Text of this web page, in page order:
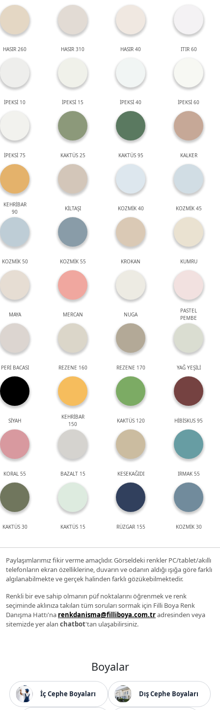
HASIR 260 HASIR 310 HASIR 40 ITIR 60
İPEKSİ 10 İPEKSİ 15 İPEKSİ 40 İPEKSİ 60
İPEKSİ 75 KAKTÜS 25 KAKTÜS 95 KALKER
KEHRİBAR
90
KİLTAŞI KOZMİK 40 KOZMİK 45
KOZMİK 50 KOZMİK 55 KROKAN KUMRU
MAYA MERCAN NUGA
PASTEL
PEMBE
PERİ BACASI REZENE 160 REZENE 170 YAĞ YEŞİLİ
SİYAH
KEHRİBAR
150
KAKTÜS 120 HİBİSKUS 95
KORAL 55 BAZALT 15 KESEKAĞIDI IRMAK 55
KAKTÜS 30 KAKTÜS 15 RÜZGAR 155 KOZMİK 30
Paylaşımlarımız fikir verme amaçlıdır. Görseldeki renkler PC/tablet/akıllı
telefonların ekran özelliklerine, duvarın ve odanın aldığı ışığa göre farklı
algılanabilmekte ve gerçek halinden farklı gözükebilmektedir.
Renkli bir eve sahip olmanın püf noktalarını öğrenmek ve renk
seçiminde aklınıza takılan tüm soruları sormak için Filli Boya Renk
Danışma Hattı'na renkdanisma@filliboya.com.tradresinden veya
sitemizde yer alan chatbot'tan ulaşabilirsiniz.
Boyalar
İç Cephe Boyaları Dış Cephe Boyaları